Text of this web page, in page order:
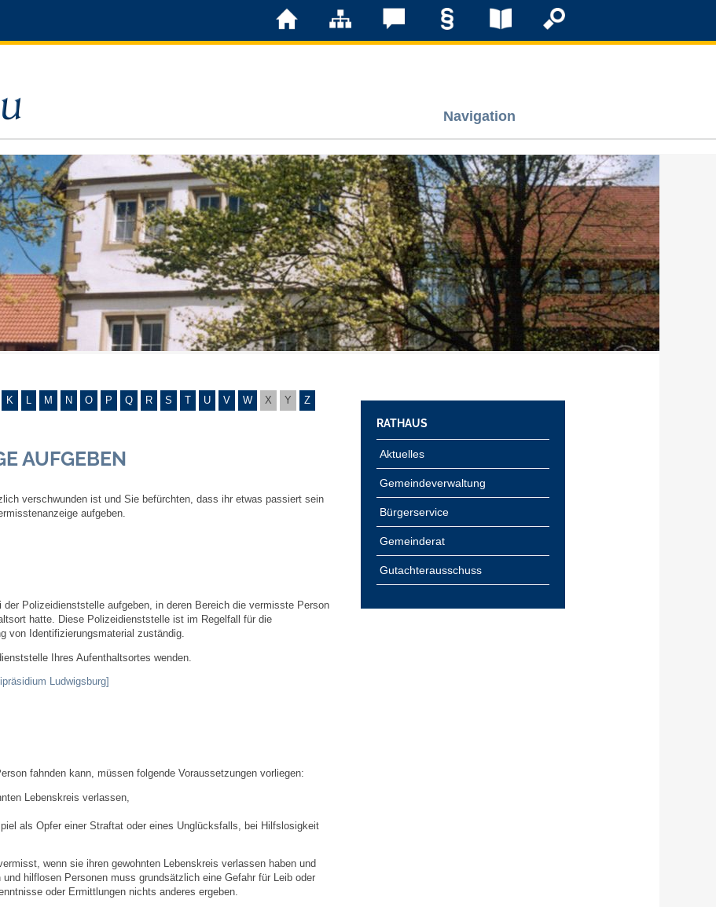
Navigation
Löchgau
Grußwort Bürgermeister
Kurzportrait
Löchgau früher
Zahlen & Fakten
Steuern
Haushalt 2026
Trinkwasser - Härtebereich
Notdienste
Fahrplanauskünfte
Bildergalerie
Rund um den Wein
Schlepper / Traktor
Rathaus
K L M N O P Q R S U V W X Y Z
AUFGEBEN
verschwunden ist und Sie befürchten, dass ihr etwas passiert sein
aufgeben.
Polizeidienststelle aufgeben, in deren Bereich die vermisste Person
hatte. Diese Polizeidienststelle ist im Regelfall für die
von Identifizierungsmaterial zuständig.
Ihres Aufenthaltsortes wenden.
Ludwigsburg]
fahnden kann, müssen folgende Voraussetzungen vorliegen:
Lebenskreis verlassen,
als Opfer einer Straftat oder eines Unglücksfalls, bei Hilfslosigkeit
wenn sie ihren gewohnten Lebenskreis verlassen haben und
hilflosen Personen muss grundsätzlich eine Gefahr für Leib oder
oder Ermittlungen nichts anderes ergeben.
RATHAUS
Aktuelles
Gemeindeverwaltung
Bürgerservice
Gemeinderat
Gutachterausschuss